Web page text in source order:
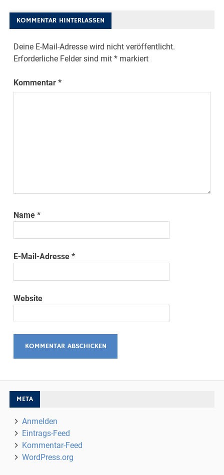
KOMMENTAR HINTERLASSEN
Deine E-Mail-Adresse wird nicht veröffentlicht.
Erforderliche Felder sind mit* markiert
Kommentar*
Name*
E-Mail-Adresse*
Website
META
Anmelden
Eintrags-Feed
Kommentar-Feed
WordPress.org